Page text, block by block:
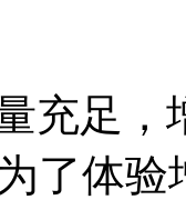
充足
了体